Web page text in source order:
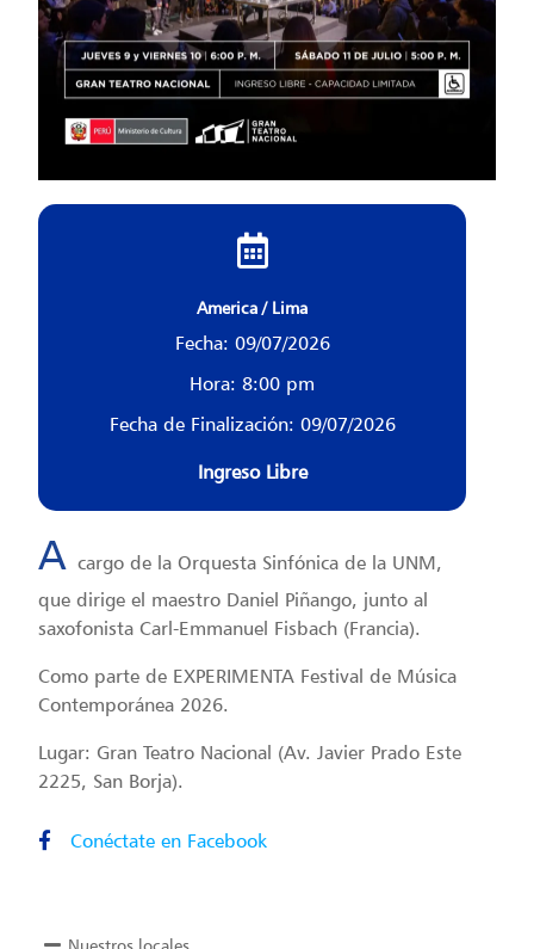
America / Lima
Fecha: 09/07/2026
Hora: 8:00 pm
Fecha de Finalización: 09/07/2026
Ingreso Libre
A cargo de la Orquesta Sinfónica de la UNM,
que dirige el maestro Daniel Piñango, junto al
saxofonista Carl-Emmanuel Fisbach (Francia).
Como parte de EXPERIMENTA Festival de Música
Contemporánea 2026.
Lugar: Gran Teatro Nacional (Av. Javier Prado Este
2225, San Borja).
Conéctate en Facebook